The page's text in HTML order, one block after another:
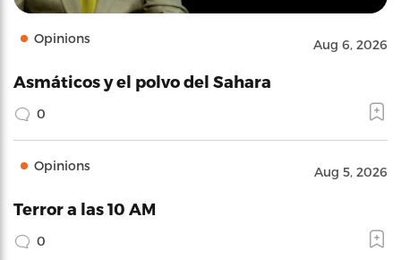
Opinions Aug 6, 2026
Asmáticos y el polvo del Sahara
0
Opinions Aug 5, 2026
Terror a las 10 AM
0